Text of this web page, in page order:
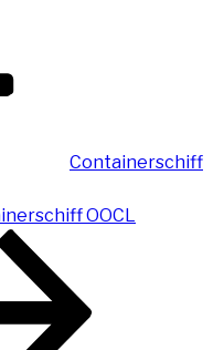
Containerschiff
OOCL